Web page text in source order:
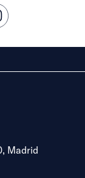
Madrid